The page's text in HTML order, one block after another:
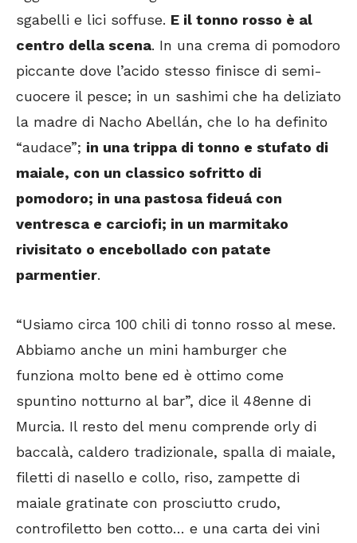
sgabelli e lici soffuse. E il tonno rosso è al
centro della scena. In una crema di pomodoro
piccante dove l’acido stesso finisce di semi-
cuocere il pesce; in un sashimi che ha deliziato
la madre di Nacho Abellán, che lo ha definito
“audace”; in una trippa di tonno e stufato di
maiale, con un classico sofritto di
pomodoro; in una pastosa fideuá con
ventresca e carciofi; in un marmitako
rivisitato o encebollado con patate
parmentier.
“Usiamo circa 100 chili di tonno rosso al mese.
Abbiamo anche un mini hamburger che
funziona molto bene ed è ottimo come
spuntino notturno al bar”, dice il 48enne di
Murcia. Il resto del menu comprende orly di
baccalà, caldero tradizionale, spalla di maiale,
filetti di nasello e collo, riso, zampette di
maiale gratinate con prosciutto crudo,
controfiletto ben cotto… e una carta dei vini